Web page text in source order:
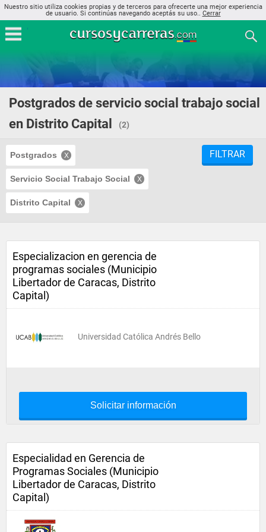
Nuestro sitio utiliza cookies propias y de terceros para ofrecerte una mejor experiencia
de usuario. Si continúas navegando aceptás su uso.. Cerrar
Postgrados de servicio social trabajo social
en Distrito Capital
(2)
Postgrados
Servicio Social Trabajo Social
Distrito Capital
FILTRAR
Especializacion en gerencia de
programas sociales (Municipio
Libertador de Caracas, Distrito
Capital)
Universidad Católica Andrés Bello
Solicitar información
Especialidad en Gerencia de
Programas Sociales (Municipio
Libertador de Caracas, Distrito
Capital)